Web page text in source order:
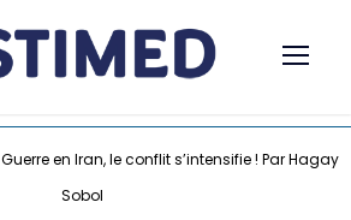
Guerre en Iran, le conflit s’intensifie ! Par Hagay
Sobol